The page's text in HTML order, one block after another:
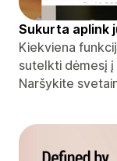
Sukurta aplink
Kiekviena
sutelkti dėmesį į
Naršykite